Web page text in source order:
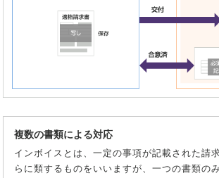
複数の書類による対応
インボイスとは、一定の事項が記載された請
らに類するものをいいますが、一つの書類の